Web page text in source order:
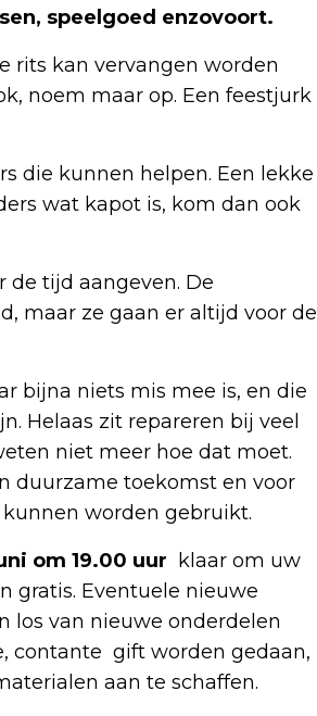
speelgoed enzovoort.
rits kan vervangen worden
noem maar op. Een feestjurk
die kunnen helpen. Een lekke
wat kapot is, kom dan ook
de tijd aangeven. De
maar ze gaan er altijd voor de
bijna niets mis mee is, en die
Helaas zit repareren bij veel
niet meer hoe dat moet.
duurzame toekomst en voor
worden gebruikt.
om 19.00 uur
klaar om uw
gratis. Eventuele nieuwe
los van nieuwe onderdelen
contante gift worden gedaan,
aan te schaffen.